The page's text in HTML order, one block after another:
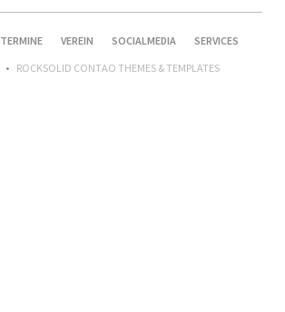
TERMINE VEREIN SOCIALMEDIA
SERVICES
ROCKSOLID CONTAO THEMES & TEMPLATES